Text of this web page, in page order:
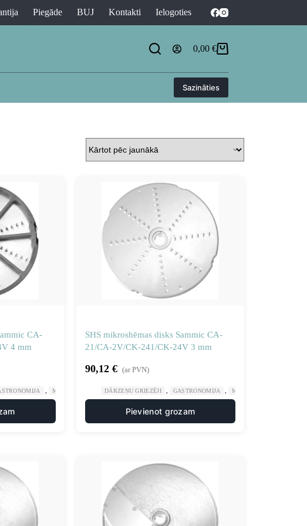
Piegāde BUJ Kontakti Ielogoties
0,00 €
Sazināties
DISKI SMALCINĀTĀJIEM UN GRIEZĒJIEM , VIRTUVE
CA-
4 mm
MANUĀLA UN MEHĀNISKA APSTRĀDE NAŽU DISKI SMALCINĀTĀJIEM UN
SHS mikroshēmas disks Sammic CA-
21/CA-2V/CK-241/CK-24V 3 mm
90,12 € (ar PVN)
DĀRZEŅU GRIEZĒJI GASTRONOMIJA MANUĀLA UN
Pievienot grozam